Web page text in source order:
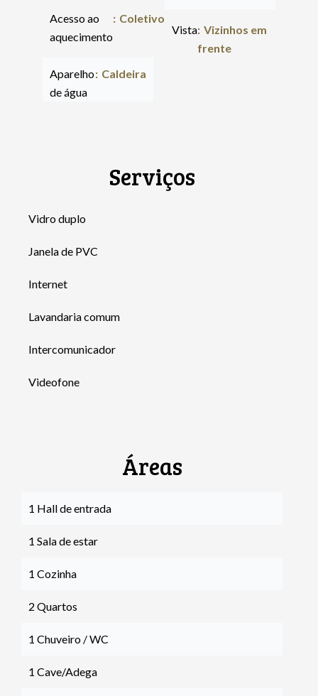
Acesso ao
aquecimento
Coletivo
Aparelho
de água
Caldeira
Vista Vizinhos em
frente
Serviços
Vidro duplo
Janela de PVC
Internet
Lavandaria comum
Intercomunicador
Videofone
Áreas
1 Hall de entrada
1 Sala de estar
1 Cozinha
2 Quartos
1 Chuveiro / WC
1 Cave/Adega